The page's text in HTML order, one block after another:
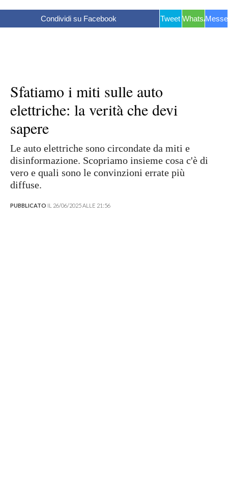
Condividi su Facebook Tweet WhatsApp
Sfatiamo i miti sulle auto
elettriche: la verità che devi
sapere
Le auto elettriche sono circondate da miti e
disinformazione. Scopriamo insieme cosa c'è di
vero e quali sono le convinzioni errate più
diffuse.
PUBBLICATO IL 26/06/2025 ALLE 21:56